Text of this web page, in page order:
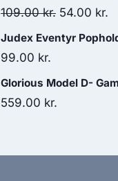
was:
is:
109.00kr. Original
price
54.00 kr.
Judex Eventyr
99.00 kr.
Glorious Model D-
559.00 kr.